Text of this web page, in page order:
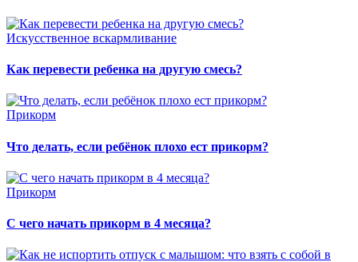
Искусственное вскармливание
Как перевести ребенка на другую смесь?
Прикорм
Что делать, если ребёнок плохо ест прикорм?
Прикорм
С чего начать прикорм в 4 месяца?